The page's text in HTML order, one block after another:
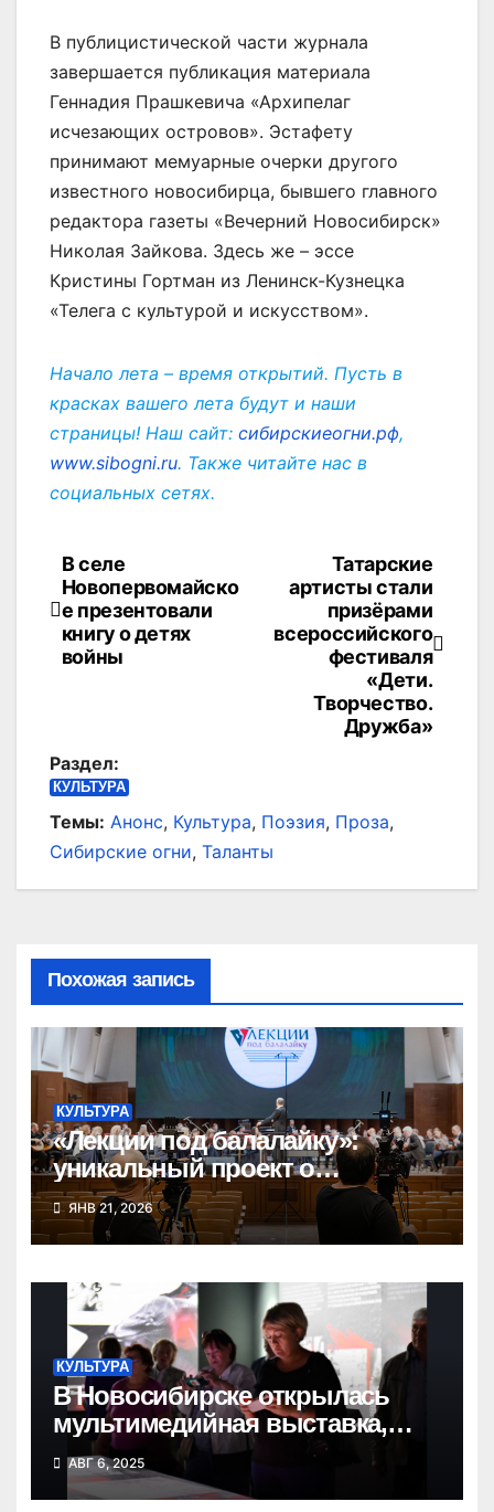
В публицистической части журнала
завершается публикация материала
Геннадия Прашкевича «Архипелаг
исчезающих островов». Эстафету
принимают мемуарные очерки другого
известного новосибирца, бывшего главного
редактора газеты «Вечерний Новосибирск»
Николая Зайкова. Здесь же – эссе
Кристины Гортман из Ленинск-Кузнецка
«Телега с культурой и искусством».
Начало лета – время открытий. Пусть в
красках вашего лета будут и наши
страницы! Наш сайт: сибирскиеогни.рф,
www.sibogni.ru. Также читайте нас в
социальных сетях.
Навигация
по
записям
Татарские
артисты стали
призёрами
всероссийского
фестиваля
«Дети.
Творчество.
Дружба»
В селе
Новопервомайско
е презентовали
книгу о детях
войны
Раздел:
КУЛЬТУРА
Темы: Анонс, Культура, Поэзия, Проза,
Сибирские огни, Таланты
Похожая запись
КУЛЬТУРА
«Лекции под балалайку»:
уникальный проект о
народных инструментах
ЯНВ 21, 2026
КУЛЬТУРА
В Новосибирске открылась
мультимедийная выставка,
посвященная Великой Победе
АВГ 6, 2025